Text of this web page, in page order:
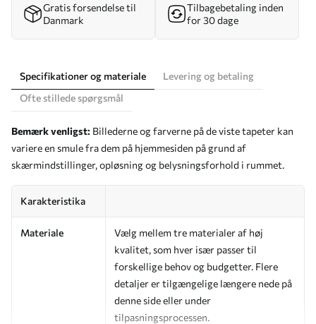
Gratis forsendelse til
Danmark
Tilbagebetaling inden
for 30 dage
Specifikationer og materiale
Levering og betaling
Ofte stillede spørgsmål
Bemærk venligst: Billederne og farverne på de viste tapeter kan
variere en smule fra dem på hjemmesiden på grund af
skærmindstillinger, opløsning og belysningsforhold i rummet.
Karakteristika
Materiale
Vælg mellem tre materialer af høj
kvalitet, som hver især passer til
forskellige behov og budgetter. Flere
detaljer er tilgængelige længere nede på
denne side eller under
tilpasningsprocessen.